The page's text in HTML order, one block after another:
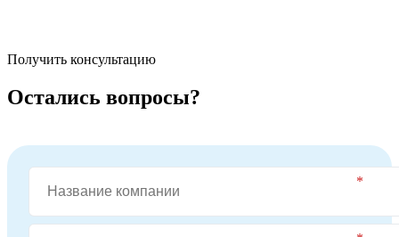
Получить консультацию
Остались вопросы?